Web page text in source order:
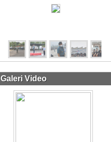
Galeri Video